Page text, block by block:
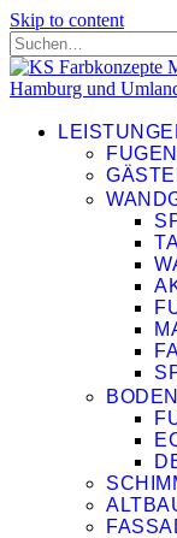
Skip to content
Dies ist ein Suchfeld
Es gibt keine